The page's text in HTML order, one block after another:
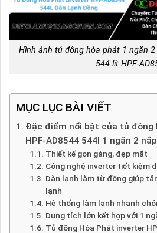
Hình ảnh tủ đông hòa phát 1 ngăn
544 lít HPF-
MỤC LỤC BÀI VIẾT
Đặc điểm nổi bật của tủ đông
HPF-AD8544 544l 1 ngăn 2
Thiết kế gọn gàng, đẹp mắt
Công nghệ inverter tiết kiệm
Dàn lạnh làm từ đồng giúp
lạnh
Hệ thống làm lạnh nhanh
Dung tích lớn kết hợp với 1
Tủ đông Hòa Phát inverter